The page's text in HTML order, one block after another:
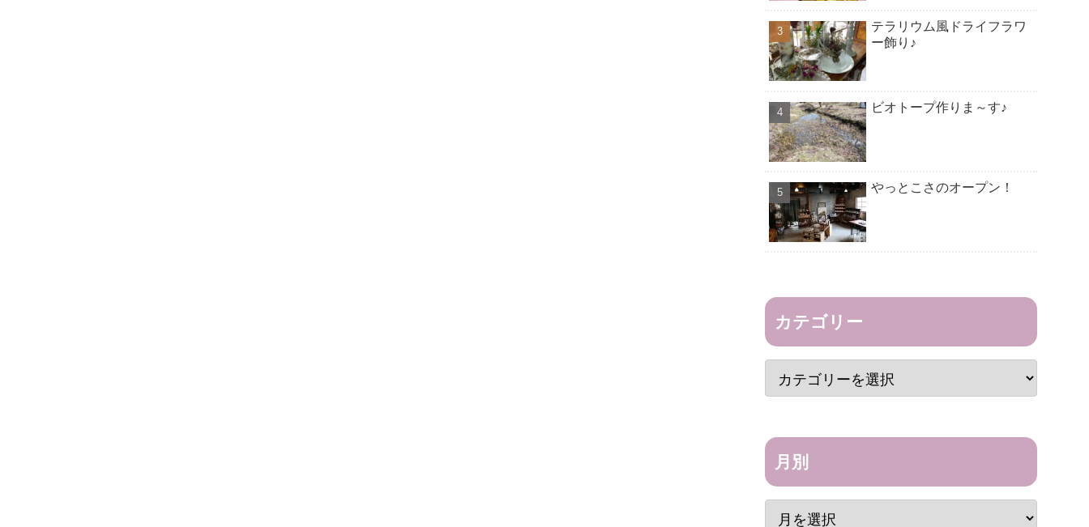
テラリウム風ドライフラワ
ー飾り♪
ビオトープ作りま～す♪
やっとこさのオープン！
カテゴリー
月別